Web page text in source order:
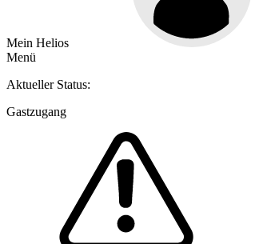
Mein Helios
Menü
Aktueller Status:
Gastzugang